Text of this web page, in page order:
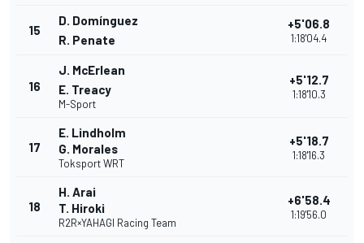
15
D. Domínguez
R. Penate
+5'06.8
1:18'04.4
16
J. McErlean
E. Treacy
M-Sport
+5'12.7
1:18'10.3
17
E. Lindholm
G. Morales
Toksport WRT
+5'18.7
1:18'16.3
18
H. Arai
T. Hiroki
R2R×YAHAGI Racing Team
+6'58.4
1:19'56.0